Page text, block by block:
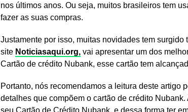
nos últimos anos. Ou seja, muitos brasileiros tem
fazer as suas compras.
Justamente por isso, muitas novidades tem
site Noticiasaqui.org, vai apresentar um dos
Cartão de crédito Nubank, esse cartão tem
Portanto, nós recomendamos a leitura deste artigo
detalhes que compõem o cartão de crédito